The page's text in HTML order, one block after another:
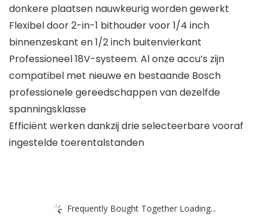
donkere plaatsen nauwkeurig worden gewerkt
Flexibel door 2-in-1 bithouder voor 1/4 inch
binnenzeskant en 1/2 inch buitenvierkant
Professioneel 18V-systeem. Al onze accu’s zijn
compatibel met nieuwe en bestaande Bosch
professionele gereedschappen van dezelfde
spanningsklasse
Efficiënt werken dankzij drie selecteerbare vooraf
ingestelde toerentalstanden
Frequently Bought Together Loading...